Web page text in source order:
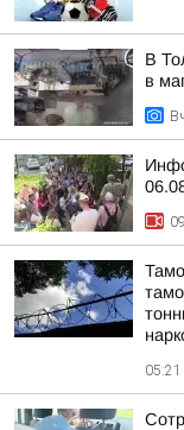
В
в
05:21